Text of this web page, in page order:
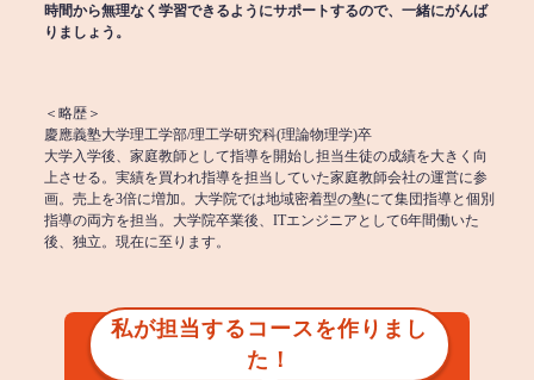
時間から無理なく学習できるようにサポートするので、一緒にがんば
りましょう。
＜略歴＞
慶應義塾大学理工学部/理工学研究科(理論物理学)卒
大学入学後、家庭教師として指導を開始し担当生徒の成績を大きく向
上させる。実績を買われ指導を担当していた家庭教師会社の運営に参
画。売上を3倍に増加。大学院では地域密着型の塾にて集団指導と個別
指導の両方を担当。大学院卒業後、ITエンジニアとして6年間働いた
後、独立。現在に至ります。
私が担当するコースを作りまし
た！